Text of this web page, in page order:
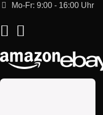
Mo-Fr: 9:00 - 16:00 Uhr